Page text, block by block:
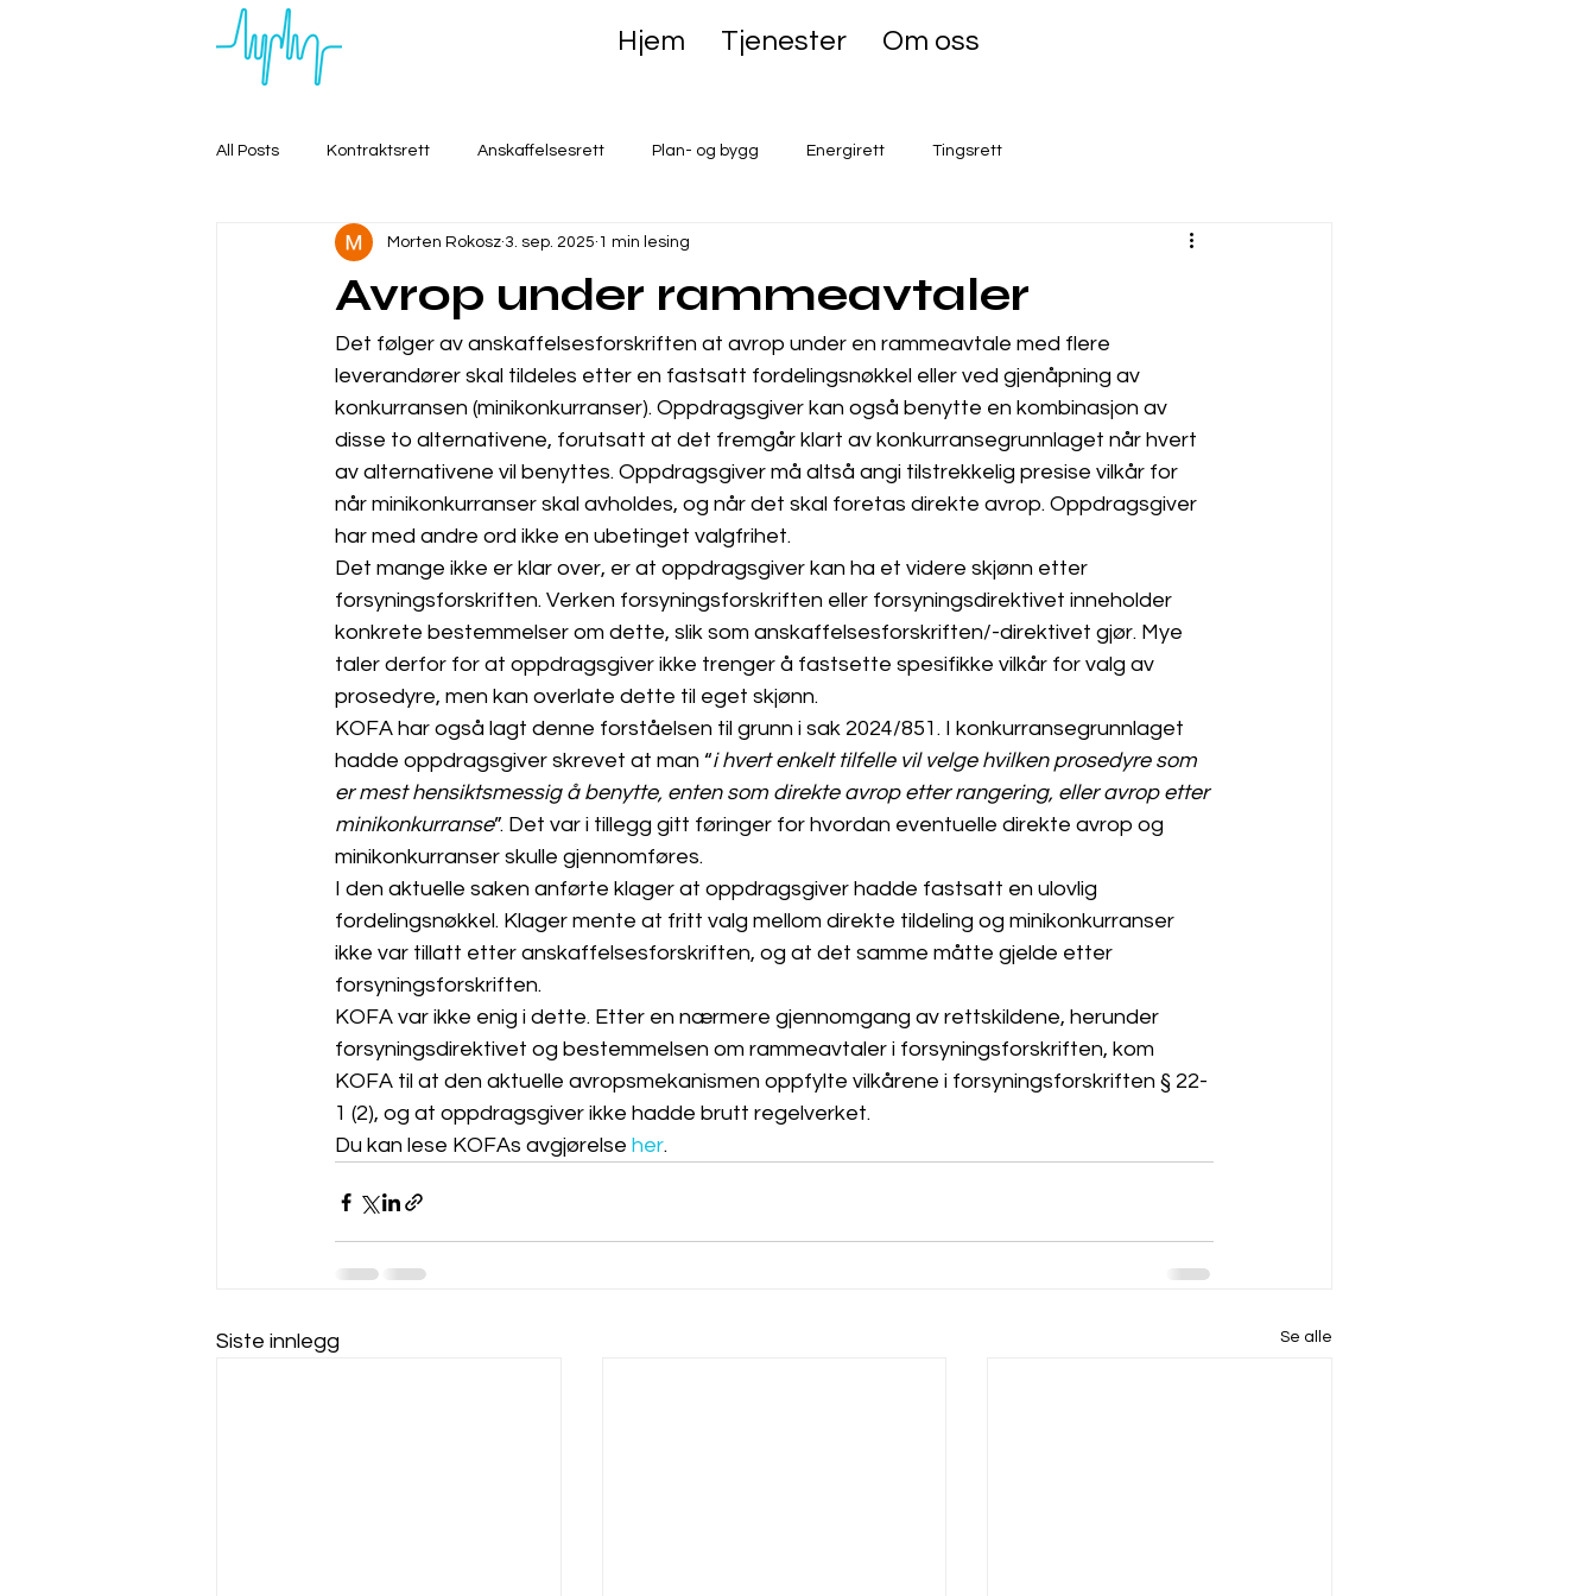
Hjem Tjenester Om oss
All Posts Kontraktsrett Anskaffelsesrett Plan- og bygg Energirett Tingsrett
Avrop under rammeavtaler
Morten Rokosz 3. sep. 2025 1 min lesing
Det følger av anskaffelsesforskriften at avrop under en rammeavtale med flere
leverandører skal tildeles etter en fastsatt fordelingsnøkkel eller ved gjenåpning av
konkurransen (minikonkurranser). Oppdragsgiver kan også benytte en kombinasjon av
disse to alternativene, forutsatt at det fremgår klart av konkurransegrunnlaget når hvert
av alternativene vil benyttes. Oppdragsgiver må altså angi tilstrekkelig presise vilkår for
når minikonkurranser skal avholdes, og når det skal foretas direkte avrop. Oppdragsgiver
har med andre ord ikke en ubetinget valgfrihet.
Det mange ikke er klar over, er at oppdragsgiver kan ha et videre skjønn etter
forsyningsforskriften. Verken forsyningsforskriften eller forsyningsdirektivet inneholder
konkrete bestemmelser om dette, slik som anskaffelsesforskriften/-direktivet gjør. Mye
taler derfor for at oppdragsgiver ikke trenger å fastsette spesifikke vilkår for valg av
prosedyre, men kan overlate dette til eget skjønn.
KOFA har også lagt denne forståelsen til grunn i sak 2024/851. I konkurransegrunnlaget
hadde oppdragsgiver skrevet at man “i hvert enkelt tilfelle vil velge hvilken prosedyre som
er mest hensiktsmessig å benytte, enten som direkte avrop etter rangering, eller avrop etter
minikonkurranse”. Det var i tillegg gitt føringer for hvordan eventuelle direkte avrop og
minikonkurranser skulle gjennomføres.
I den aktuelle saken anførte klager at oppdragsgiver hadde fastsatt en ulovlig
fordelingsnøkkel. Klager mente at fritt valg mellom direkte tildeling og minikonkurranser
ikke var tillatt etter anskaffelsesforskriften, og at det samme måtte gjelde etter
forsyningsforskriften.
KOFA var ikke enig i dette. Etter en nærmere gjennomgang av rettskildene, herunder
forsyningsdirektivet og bestemmelsen om rammeavtaler i forsyningsforskriften, kom
KOFA til at den aktuelle avropsmekanismen oppfylte vilkårene i forsyningsforskriften § 22-
1 (2), og at oppdragsgiver ikke hadde brutt regelverket.
Du kan lese KOFAs avgjørelse her.
Siste innlegg Se alle